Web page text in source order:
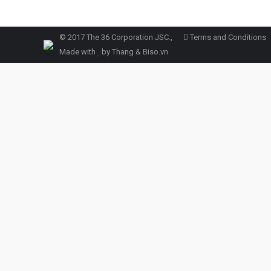
© 2017 The 36 Corporation JSC., Terms and Conditions
Made with
by Thang & Biso.vn